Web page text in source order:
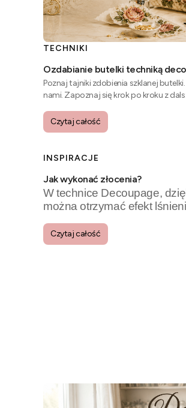
TECHNIKI
Ozdabianie butelki techniką
Poznaj tajniki zdobienia szklanej
nami. Zapoznaj się krok po kroku z
Czytaj całość
INSPIRACJE
Jak wykonać złocenia?
W technice Decoupage,
można otrzymać efekt
posłużyć do zdobienia
ciekawych dekoracji. Dzięki
Czytaj całość